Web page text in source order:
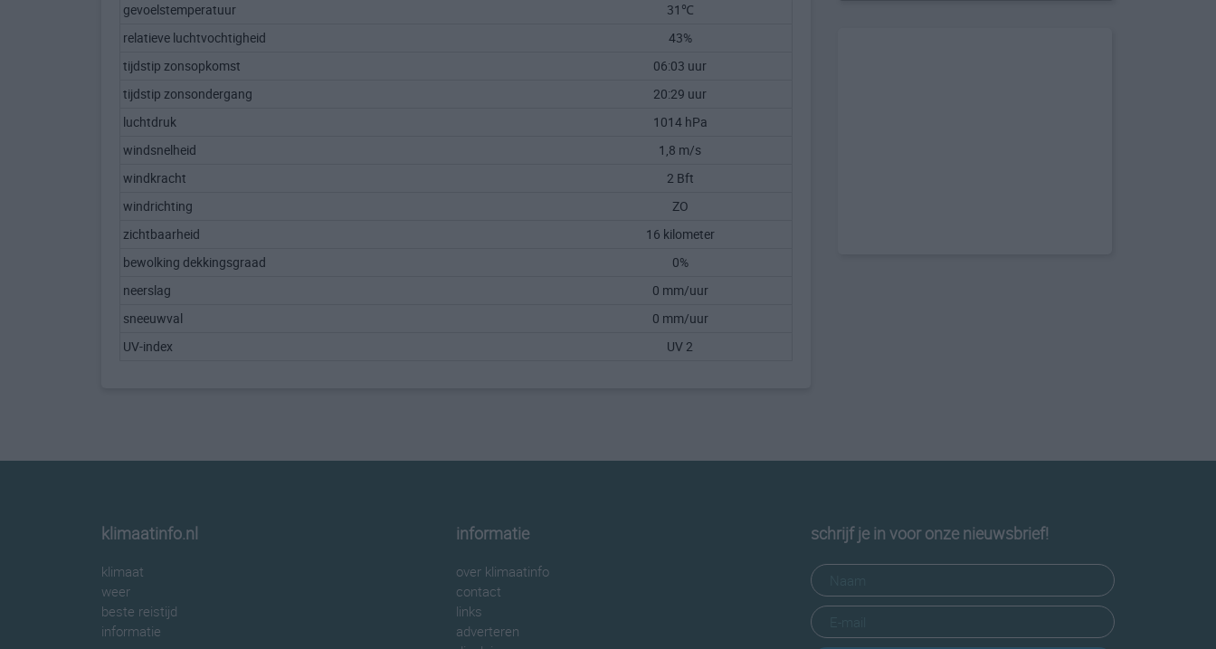
gevoelstemperatuur
31℃
relatieve luchtvochtigheid
43%
tijdstip zonsopkomst
06:03 uur
tijdstip zonsondergang
20:29 uur
luchtdruk
1014 hPa
windsnelheid
1,8 m/s
windkracht
2 Bft
windrichting
ZO
zichtbaarheid
16 kilometer
bewolking dekkingsgraad
0%
neerslag
0 mm/uur
sneeuwval
0 mm/uur
UV-index
UV 2
klimaatinfo.nl
klimaat
weer
beste reistijd
informatie
informatie
over klimaatinfo
contact
links
adverteren
schrijf je in voor onze nieuwsbrief!